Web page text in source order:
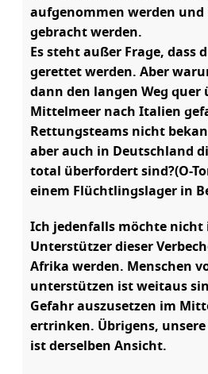
aufgenommen werden und
gebracht werden.
Es steht außer Frage, dass
gerettet werden. Aber
dann den langen Weg quer
Mittelmeer nach Italien
Rettungsteams nicht
aber auch in Deutschland
total überfordert sind?(O-
einem Flüchtlingslager in
Ich jedenfalls möchte
Unterstützer dieser
Afrika werden. Menschen
unterstützen ist weitaus
Gefahr auszusetzen im
ertrinken. Übrigens,
ist derselben Ansicht.